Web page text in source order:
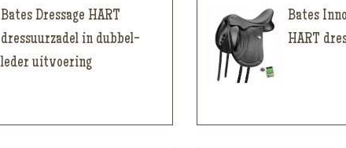
Bates Dressage HART
dressuurzadel in dubbel-
leder uitvoering
Bates
HART